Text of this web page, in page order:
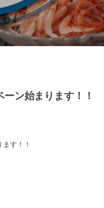
ン始まります！！
す！！